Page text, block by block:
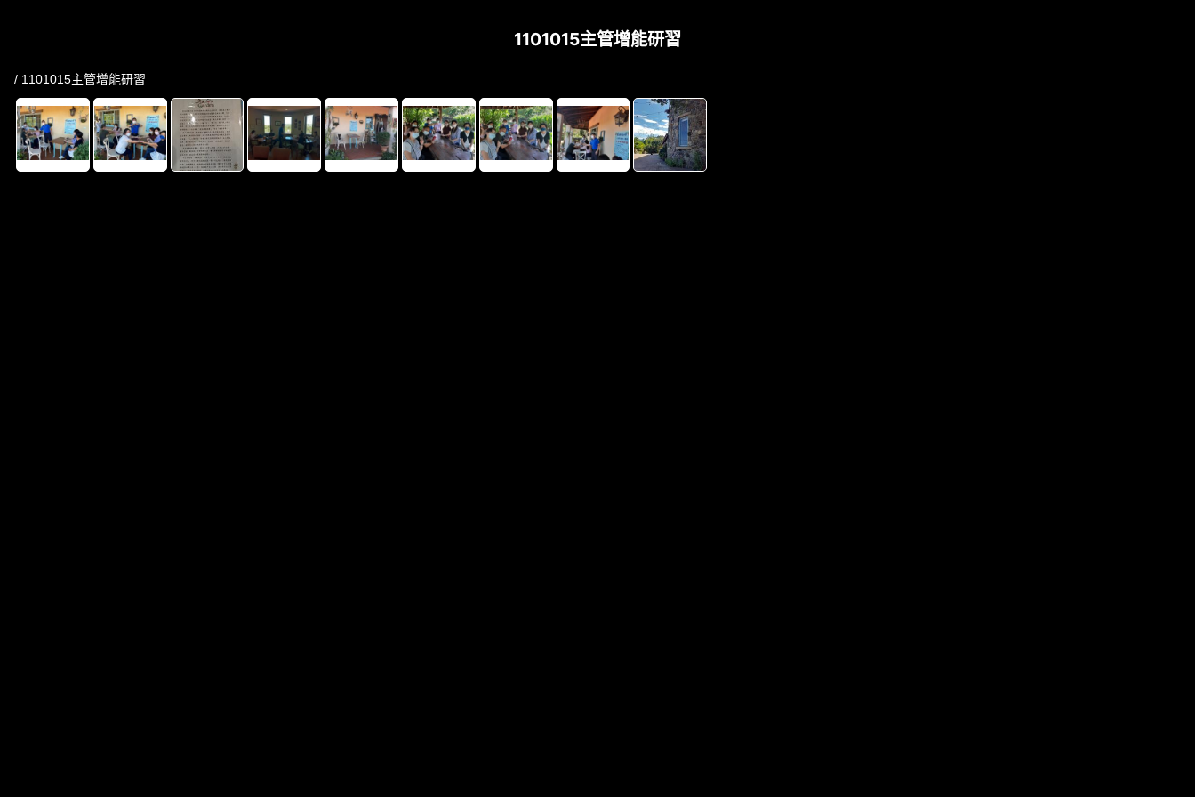
1101015主管增能研習
/ 1101015主管增能研習